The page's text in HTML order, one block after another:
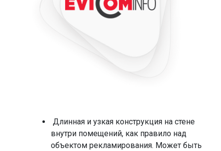
Длинная и узкая конструкция на стене
внутри помещений, как правило над
объектом рекламирования. Может быть